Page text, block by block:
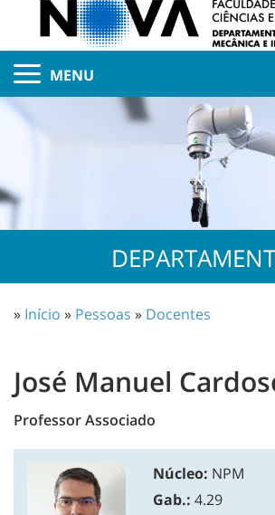
MENU
» Início » Pessoas » Docentes
José Manuel
Professor Associado
Núcleo: NPM
Gab.: 4.29